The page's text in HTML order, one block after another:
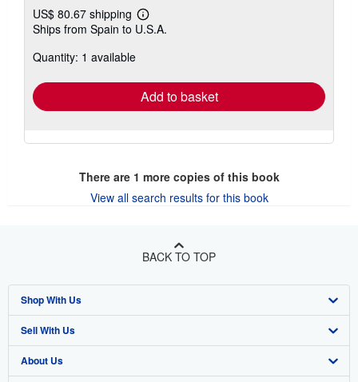
US$ 80.67 shipping
Learn
more
Ships from Spain to U.S.A.
Quantity: 1 available
Add to basket
There are 1 more copies of this book
View all search results for this book
BACK TO TOP
Shop With Us
Advanced Search
Browse Collections
Sell With Us
Start Selling
About Us